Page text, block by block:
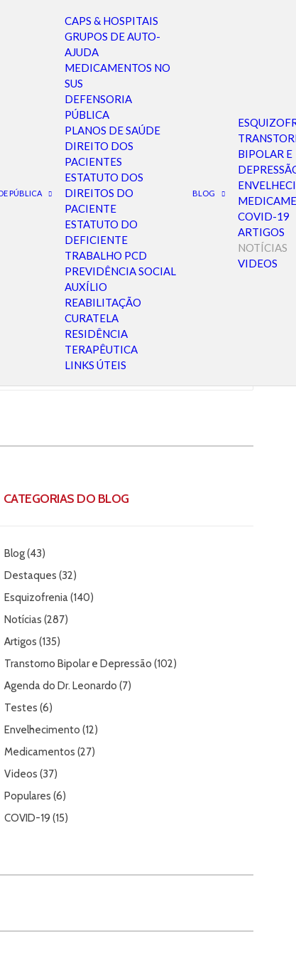
PÚBLICA
CAPS & HOSPITAIS
GRUPOS DE AUTO-
AJUDA
MEDICAMENTOS NO
SUS
DEFENSORIA
PÚBLICA
PLANOS DE SAÚDE
DIREITO DOS
PACIENTES
ESTATUTO DOS
DIREITOS DO
PACIENTE
ESTATUTO DO
DEFICIENTE
TRABALHO PCD
PREVIDÊNCIA SOCIAL
AUXÍLIO
REABILITAÇÃO
CURATELA
RESIDÊNCIA
TERAPÊUTICA
LINKS ÚTEIS
BLOG
BIPOLAR E
COVID-19
ARTIGOS
NOTÍCIAS
VIDEOS
em
ARQUIVO DO BLOG
CATEGORIAS DO BLOG
Blog(43)
Destaques (32)
Esquizofrenia(140)
Notícias (287)
Artigos (135)
Transtorno Bipolar e Depressão (102)
Agenda do Dr. Leonardo (7)
Testes (6)
Envelhecimento (12)
Medicamentos (27)
Videos (37)
Populares (6)
COVID-19 (15)